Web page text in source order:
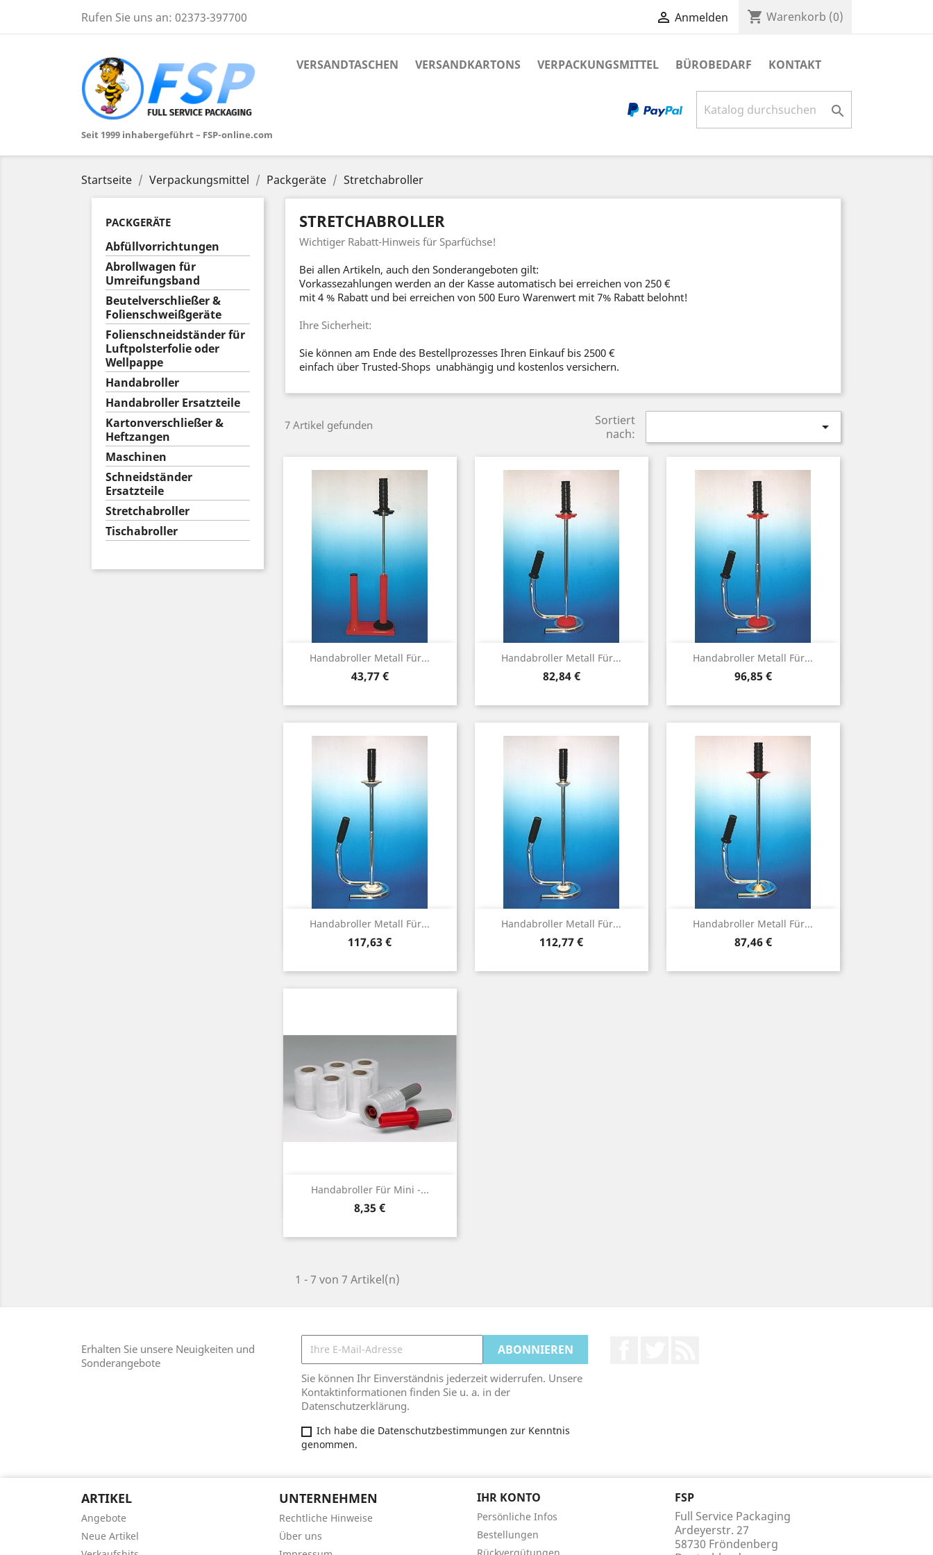
Rufen Sie uns an: 02373-397700  Anmelden shopping_cart Warenkorb (0)
Seit 1999 inhabergeführt – FSP-online.com
VERSANDTASCHEN VERSANDKARTONS VERPACKUNGSMITTEL BÜROBEDARF KONTAKT

Startseite Verpackungsmittel Packgeräte Stretchabroller
PACKGERÄTE
Abfüllvorrichtungen
Abrollwagen für
Umreifungsband
Beutelverschließer &
Folienschweißgeräte
Folienschneidständer für
Luftpolsterfolie oder
Wellpappe
Handabroller
Handabroller Ersatzteile
Kartonverschließer &
Heftzangen
Maschinen
Schneidständer
Ersatzteile
Stretchabroller
Tischabroller
STRETCHABROLLER
Wichtiger Rabatt-Hinweis für Sparfüchse!
Bei allen Artikeln, auch den Sonderangeboten gilt:
Vorkassezahlungen werden an der Kasse automatisch bei erreichen von 250 €
mit 4 % Rabatt und bei erreichen von 500 Euro Warenwert mit 7% Rabatt belohnt!
Ihre Sicherheit:
Sie können am Ende des Bestellprozesses Ihren Einkauf bis 2500 €
einfach über Trusted-Shops unabhängig und kostenlos versichern.
7 Artikel gefunden
Sortiert
nach:

Handabroller Metall Für...
Preis
43,77 €
Vorschau Handabroller Metall Für...
Preis
82,84 €
Vorschau Handabroller Metall Für...
Preis
96,85 €
Vorschau
Handabroller Metall Für...
Preis
117,63 €
Vorschau Handabroller Metall Für...
Preis
112,77 €
Vorschau Handabroller Metall Für...
Preis
87,46 €
Vorschau
Handabroller Für Mini -...
Preis
8,35 €
Vorschau
1 - 7 von 7 Artikel(n)
Erhalten Sie unsere Neuigkeiten und
Sonderangebote
Sie können Ihr Einverständnis jederzeit widerrufen. Unsere
Kontaktinformationen finden Sie u. a. in der
Datenschutzerklärung.
Ich habe die Datenschutzbestimmungen zur Kenntnis
genommen.
ARTIKEL
Angebote
Neue Artikel
UNTERNEHMEN
Rechtliche Hinweise
Über uns
IHR KONTO
Persönliche Infos
Bestellungen
FSP
Full Service Packaging
Ardeyerstr. 27
58730 Fröndenberg